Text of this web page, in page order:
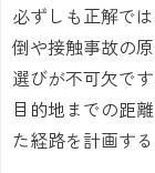
必ずしも正解で
倒や接触事故の
選びが不可欠です
目的地までの距
た経路を計画す